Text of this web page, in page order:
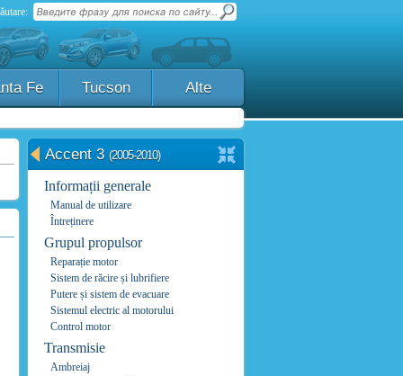
Fe Tucson Alte
Accent 3 (2005-2010)
Informații generale
Manual de utilizare
Întreținere
Grupul propulsor
Reparație motor
Sistem de răcire și lubrifiere
Putere și sistem de evacuare
Sistemul electric al motorului
Control motor
Transmisie
Ambreiaj